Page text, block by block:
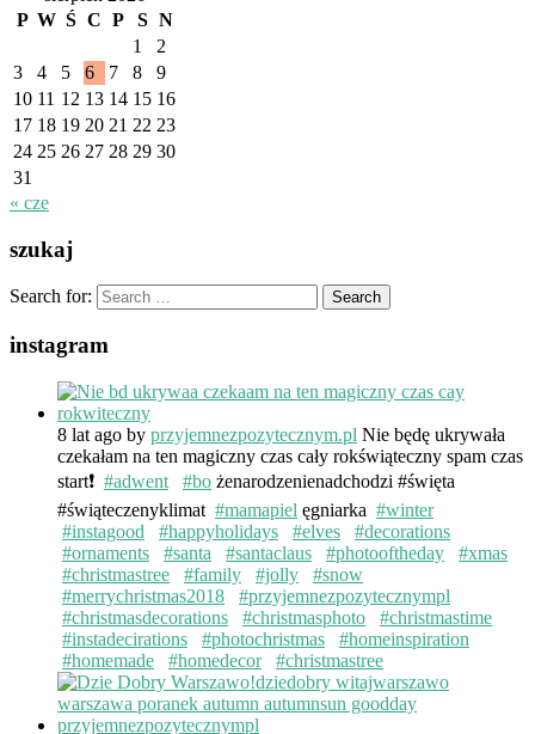
P W Ś C P S N
1
2
3
4 5 6 7 8
9
10 11 12 13 14 15 16
17 18 19 20 21 22 23
24 25 26 27 28 29 30
31
« cze
szukaj
Search for:
instagram
8 lat ago by przyjemnezpozytecznym.pl Nie będę ukrywała
czekałam na ten magiczny czas cały rokświąteczny spam czas
start❗️ #adwent #bo żenarodzenienadchodzi #święta
#świąteczenyklimat #mamapiel ęgniarka #winter
#instagood
#happyholidays #elves
#decorations
#ornaments
#santa #santaclaus #photooftheday
#xmas
#christmastree
#family #jolly
#snow
#merrychristmas2018
#przyjemnezpozytecznympl
#christmasdecorations
#christmasphoto
#christmastime
#instadecirations
#photochristmas
#homeinspiration
#homemade
#homedecor #christmastree